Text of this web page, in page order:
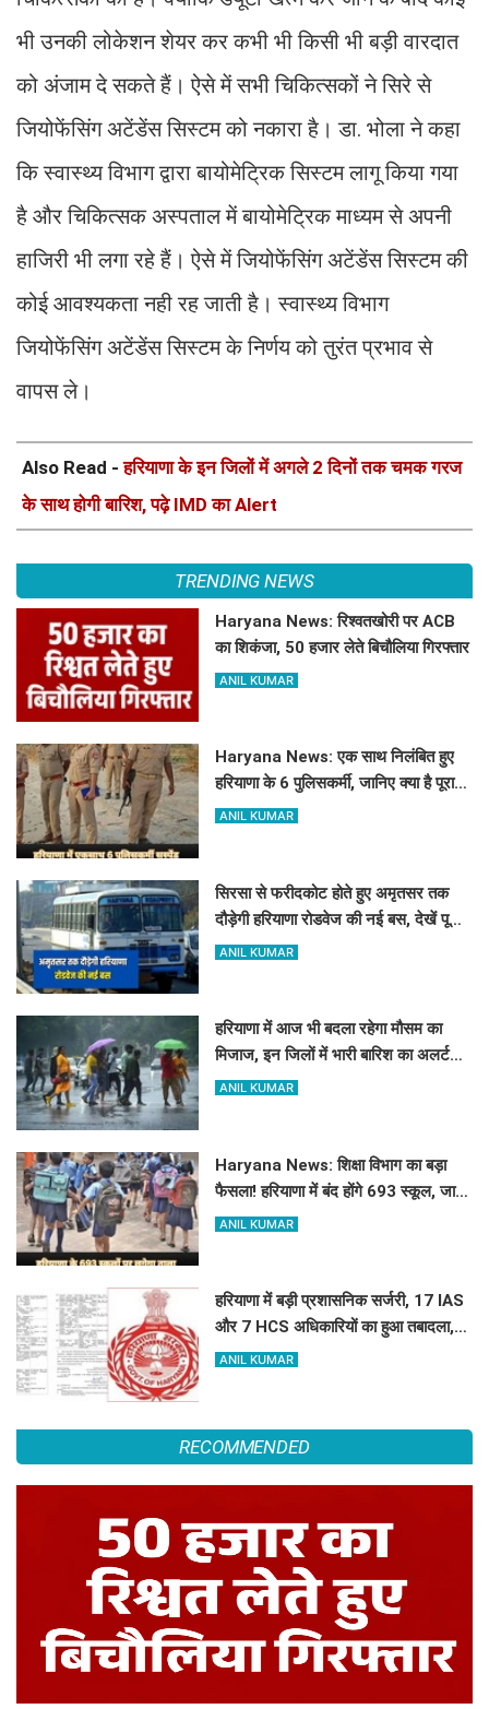
भी उनकी लोकेशन शेयर कर कभी भी किसी भी बड़ी वारदात
को अंजाम दे सकते हैं। ऐसे में सभी चिकित्सकों ने सिरे से
जियोफेंसिंग अटेंडेंस सिस्टम को नकारा है। डा. भोला ने कहा
कि स्वास्थ्य विभाग द्वारा बायोमेट्रिक सिस्टम लागू किया गया
है और चिकित्सक अस्पताल में बायोमेट्रिक माध्यम से अपनी
हाजिरी भी लगा रहे हैं। ऐसे में जियोफेंसिंग अटेंडेंस सिस्टम की
कोई आवश्यकता नही रह जाती है। स्वास्थ्य विभाग
जियोफेंसिंग अटेंडेंस सिस्टम के निर्णय को तुरंत प्रभाव से
वापस ले।
Also Read -हरियाणा के इन जिलों में अगले 2 दिनों तक चमक गरज
के साथ होगी बारिश, पढ़े IMD का Alert
TRENDING NEWS
Haryana News: रिश्वतखोरी पर ACB
का शिकंजा, 50 हजार लेते बिचौलिया गिरफ्तार
ANIL KUMAR
Haryana News: एक साथ निलंबित हुए
हरियाणा के 6 पुलिसकर्मी, जानिए क्या है पूरा
मामला
ANIL KUMAR
सिरसा से फरीदकोट होते हुए अमृतसर तक
दौड़ेगी हरियाणा रोडवेज की नई बस, देखें पूरा
रूट और टाइम टेबल
ANIL KUMAR
हरियाणा में आज भी बदला रहेगा मौसम का
मिजाज, इन जिलों में भारी बारिश का अलर्ट
जारी
ANIL KUMAR
Haryana News: शिक्षा विभाग का बड़ा
फैसला! हरियाणा में बंद होंगे 693 स्कूल, जाने
क्या है कारण
ANIL KUMAR
हरियाणा में बड़ी प्रशासनिक सर्जरी, 17 IAS
और 7 HCS अधिकारियों का हुआ तबादला,
यहां देखें पूरी लिस्ट
ANIL KUMAR
RECOMMENDED